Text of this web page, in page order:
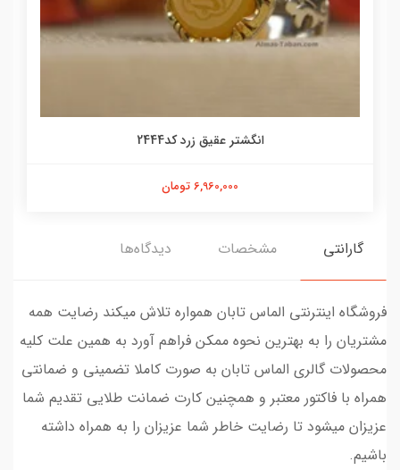
انگشتر عقیق زرد کد2444
6,960,000 تومان
گارانتی مشخصات دیدگاه‌ها
فروشگاه اینترنتی الماس تابان همواره تلاش میکند رضایت همه
مشتریان را به بهترین نحوه ممکن فراهم آورد به همین علت کلیه
محصولات گالری الماس تابان به صورت کاملا تضمینی و ضمانتی
همراه با فاکتور معتبر و همچنین کارت ضمانت طلایی تقدیم شما
عزیزان میشود تا رضایت خاطر شما عزیزان را به همراه داشته
باشیم.